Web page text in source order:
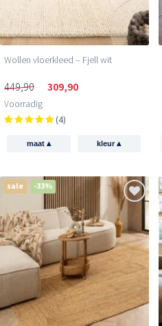
Wollen vloerkleed – Fjell wit
449,90 309,90
Voorradig
(4)
maat ▴ kleur▴
sale -33%